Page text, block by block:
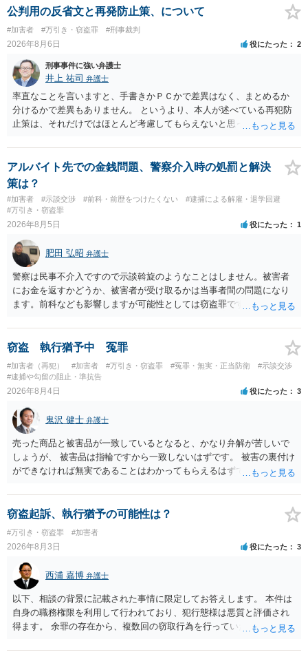
公判用の反省文と再発防止策、について
#加害者 #万引き・窃盗罪 #刑事裁判
2026年8月6日 役にたった 2
刑事事件に強い弁護士
井上 祐司 弁護士
率直なことを言いますと、手書きかＰＣかで差異はなく、まとめるか
分けるかで差異もありません。 というより、本人が述べている再犯防
止策は、それだけではほとんど考慮してもらえないと思った方が良い
やカウンセリング・治療の内容 ・利用している再犯防止策（例えば保
護観察所と連携した職業支援の内容や具体的な就労・監督状況） ・監
督者の証言 など、証拠で担保された客観性と実現可能性があるもので
なければあまり意味がありません。 もともと執行猶予が狙える事案で
あれば本人の反省の言葉だけで十分であり、実刑となるか微妙な事案
では、本人が再発防止策をいくら述べてもほとんど効果は望めないと
アルバイト先での金銭問題、警察介入時の処罰と解決
策は？
#加害者 #示談交渉 #前科・前歴をつけたくない
#逮捕による解雇・退学回避
#万引き・窃盗罪
2026年8月5日 役にたった 1
肥田 弘昭 弁護士
警察は民事不介入ですので示談斡旋のようなことはしません。被害者
にお金を返すかどうか、被害者が受け取るかは当事者間の問題になり
ます。前科なども影響しますが可能性としては窃盗罪ですので、逮捕
窃盗 執行猶予中 冤罪
#加害者（再犯） #加害者 #万引き・窃盗罪 #冤罪・無実・正当防衛
#示談交渉
#逮捕や勾留の阻止・準抗告
2026年8月4日 役にたった 3
鬼沢 健士 弁護士
売った商品と被害品が一致しているとなると、かなり弁解が苦しいで
しょうが、 被害品は指輪ですから一致しないはずです。 被害の裏付け
ができなければ無実であることはわかってもらえるはずです。
窃盗起訴、執行猶予の可能性は？
#万引き・窃盗罪 #加害者
2026年8月3日 役にたった 3
西浦 嘉博 弁護士
以下、相談の背景に記載された事情に限定してお答えします。 本件は
自身の職務権限を利用して行われており、犯行態様は悪質と評価され
得ます。 余罪の存在から、複数回の窃取行為を行っていたことも悪質
ると思われます。 他方、余罪を含めた全額を弁済していることは、被